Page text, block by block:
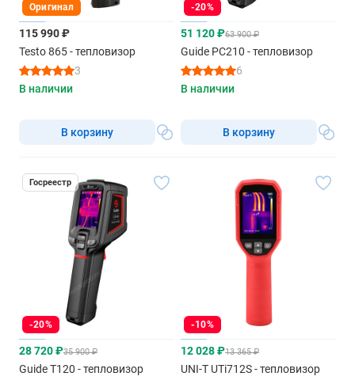
Оригинал
115 990 ₽
Testo 865 - тепловизор
3
В наличии
В корзину
-20%
51 120 ₽63 900 ₽
Guide PC210 - тепловизор
6
В наличии
В корзину
Госреестр
-20%
28 720 ₽35 900 ₽
Guide T120 - тепловизор
-10%
12 028 ₽13 365 ₽
UNI-T UTi712S - тепловизор